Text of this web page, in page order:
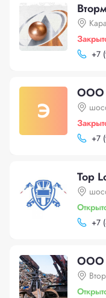
+7
Э
ООО
+7
Top
+7
ООО